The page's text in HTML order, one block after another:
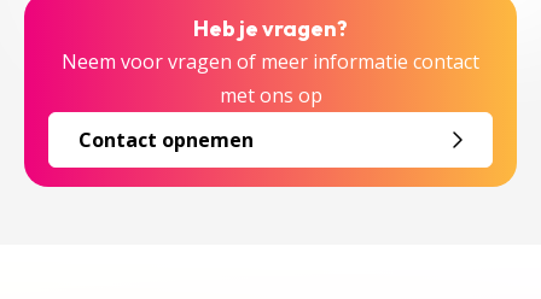
Heb je vragen?
Neem voor vragen of meer informatie contact
met ons op
Contact opnemen